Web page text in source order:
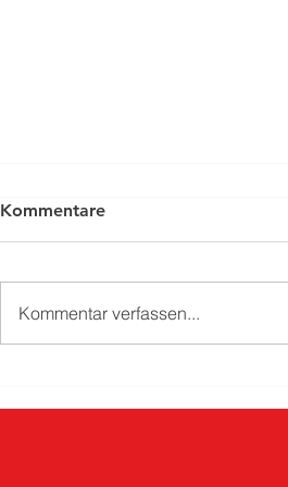
Wettervorhersage ein voller
Kommentare
Kommentar verfassen...